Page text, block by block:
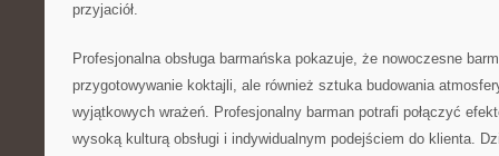
przyjaciół.
Profesjonalna obsługa barmańska pokazuje, że nowoczesne
przygotowywanie koktajli, ale również sztuka budowania
wyjątkowych wrażeń. Profesjonalny barman potrafi połączyć
wysoką kulturą obsługi i indywidualnym podejściem do klienta.